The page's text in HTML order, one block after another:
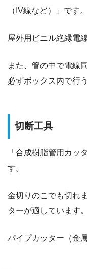
（IV線など）」です。
屋外用ビニル絶縁電
また、管の中で電線
必ずボックス内で行う
切断工具
「合成樹脂管用カッ
す。
金切りのこでも切れ
ターが適しています。
パイプカッター（金